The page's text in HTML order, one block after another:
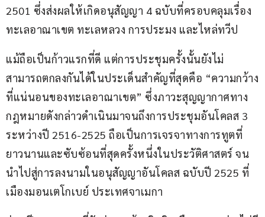
2501 ซึ่งส่งผลให้เกิดอนุสัญญา 4 ฉบับที่ครอบคลุมเรื่อง
ทะเลอาณาเขต ทะเลหลวง การประมง และไหล่ทวีป
แม้ถือเป็นก้าวแรกที่ดี แต่การประชุมครั้งนั้นยังไม่
สามารถตกลงกันได้ในประเด็นสำคัญที่สุดคือ “ความกว้าง
ที่แน่นอนของทะเลอาณาเขต” ซึ่งภาวะสุญญากาศทาง
กฎหมายดังกล่าวดำเนินมาจนถึงการประชุมอันโคลส 3
ระหว่างปี 2516-2525 ถือเป็นการเจรจาทางการทูตที่
ยาวนานและซับซ้อนที่สุดครั้งหนึ่งในประวัติศาสตร์ จน
นำไปสู่การลงนามในอนุสัญญาอันโคลส ฉบับปี 2525 ที่
เมืองมอนเตโกเบย์ ประเทศจาเมกา